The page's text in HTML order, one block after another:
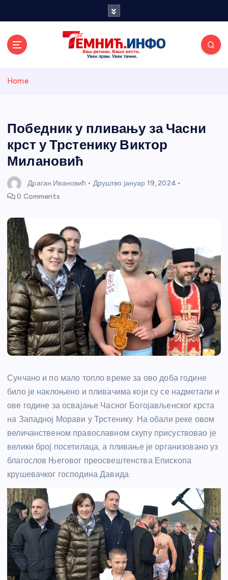
и портал
Home
Победник у пливању за Часни
крст у Трстенику Виктор
Милановић
Драган Ивановић Друштво јануар 19, 2024
0 Comments
Сунчано и по мало топло време за ово доба године
било је наклоњено и пливачима који су се надметали и
ове године за освајање Часног Богојављенског крста
на Западној Морави у Трстенику. На обали реке овом
величанственом православном скупу присуствовао је
велики број посетилаца, а пливање је организовано уз
благослов Његовог преосвештенства Епископа
крушевачког господина Давида.